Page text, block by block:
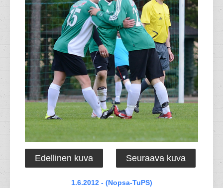
Edellinen kuva Seuraava kuva
1.6.2012 - (Nopsa-TuPS)